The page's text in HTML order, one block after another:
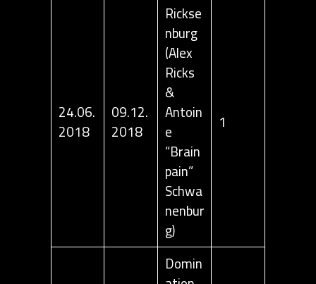
24.06.
2018
09.12.
2018
Rickse
nburg
(Alex
Ricks
&
Antoin
e
“Brain
pain”
Schwa
nenbur
g)
1
Domin